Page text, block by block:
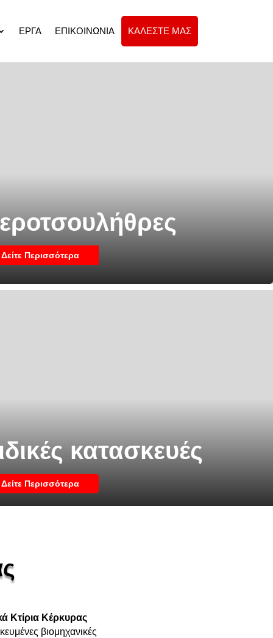
ΕΡΓΑ ΕΠΙΚΟΙΝΩΝΙΑ ΚΑΛΕΣΤΕ ΜΑΣ
Δείτε Περισσότερα
κατασκευές
Δείτε Περισσότερα
Κτίρια Κέρκυρας
βιομηχανικές